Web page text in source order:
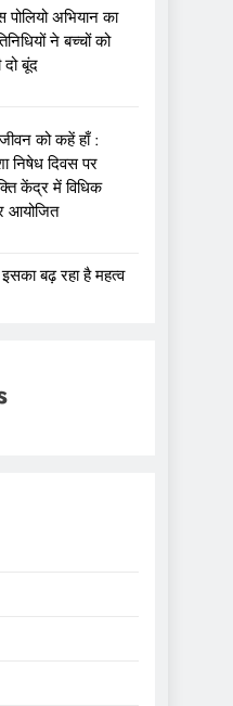
पोलियो अभियान का
ने बच्चों को
दो बूंद
को कहें हाँ :
निषेध दिवस पर
केंद्र में विधिक
आयोजित
बढ़ रहा है महत्व